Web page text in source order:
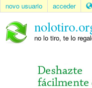
novo usuario acceder
no lo tiro, te lo